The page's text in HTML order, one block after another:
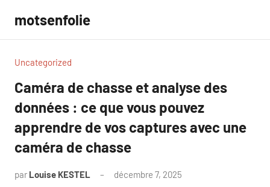
contenu
motsenfolie
Uncategorized
Caméra de chasse et analyse des
données : ce que vous pouvez
apprendre de vos captures avec une
caméra de chasse
par Louise KESTEL décembre 7, 2025